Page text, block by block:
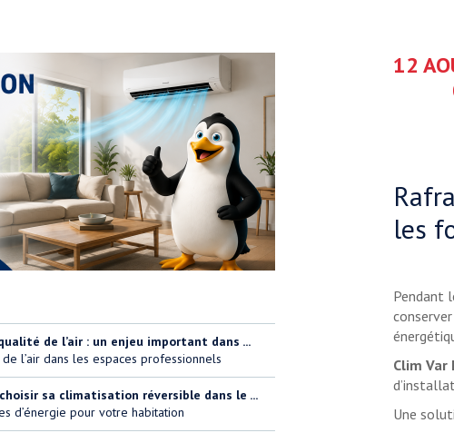
12
les
Pendant
Clim Var
Une
de l’air : un enjeu important dans ...
l’air dans les espaces professionnels
sa climatisation réversible dans le ...
d’énergie pour votre habitation